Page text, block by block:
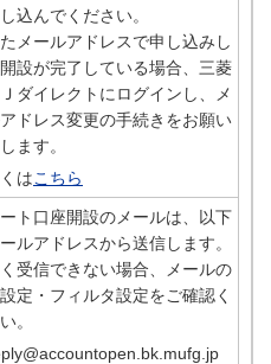
込んでください。
メールアドレスで申し込みし
設が完了している場合、三菱
ダイレクトにログインし、メ
ドレス変更の手続きをお願い
ます。
はこちら
ト口座開設のメールは、以下
ルアドレスから送信します。
受信できない場合、メールの
定・フィルタ設定をご確認く
。